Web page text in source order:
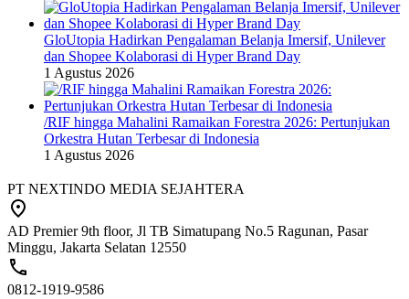
GloUtopia Hadirkan Pengalaman Belanja Imersif, Unilever
dan Shopee Kolaborasi di Hyper Brand Day
1 Agustus 2026
/RIF hingga Mahalini Ramaikan Forestra 2026: Pertunjukan
Orkestra Hutan Terbesar di Indonesia
1 Agustus 2026
PT NEXTINDO MEDIA SEJAHTERA
AD Premier 9th floor, Jl TB Simatupang No.5 Ragunan, Pasar
Minggu, Jakarta Selatan 12550
0812-1919-9586